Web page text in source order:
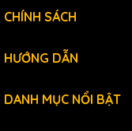
CHÍNH SÁCH
HƯỚNG DẪN
DANH MỤC NỔI BẬT